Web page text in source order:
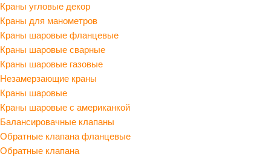
Краны угловые декор
Краны для манометров
Краны шаровые фланцевые
Краны шаровые сварные
Краны шаровые газовые
Незамерзающие краны
Краны шаровые
Краны шаровые с американкой
Балансировачные клапаны
Обратные клапана фланцевые
Обратные клапана